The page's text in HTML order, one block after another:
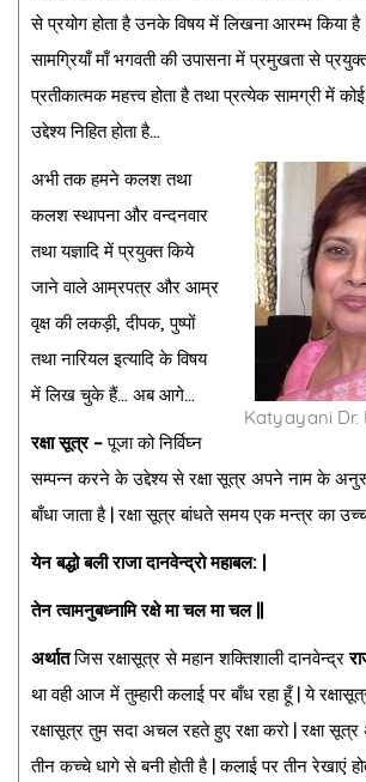
से प्रयोग होता है उनके विषय में लिखना आरम्भ किया है
सामग्रियाँ माँ भगवती की उपासना में प्रमुखता से
प्रतीकात्मक महत्त्व होता है तथा प्रत्येक सामग्री में
उद्देश्य निहित होता है…
Katyayani Dr.
अभी तक हमने कलश तथा
कलश स्थापना और वन्दनवार
तथा यज्ञादि में प्रयुक्त किये
जाने वाले आम्रपत्र और आम्र
वृक्ष की लकड़ी, दीपक, पुष्पों
तथा नारियल इत्यादि के विषय
में लिख चुके हैं… अब आगे…
रक्षा सूत्र –पूजा को निर्विघ्न
सम्पन्न करने के उद्देश्य से रक्षा सूत्र अपने नाम के अनुरूप
बाँधा जाता है | रक्षा सूत्र बांधते समय एक मन्त्र का
येन बद्धो बली राजा दानवेन्द्रो महाबल: |
तेन त्वामनुबध्नामि रक्षे मा चल मा चल ||
अर्थातजिस रक्षासूत्र से महान शक्तिशाली दानवेन्द्र
था वही आज में तुम्हारी कलाई पर बाँध रहा हूँ | ये
रक्षासूत्र तुम सदा अचल रहते हुए रक्षा करो | रक्षा सूत्र
तीन कच्चे धागे से बनी होती है | कलाई पर तीन रेखाएं